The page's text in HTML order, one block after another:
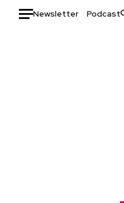
Newsletter Podcast